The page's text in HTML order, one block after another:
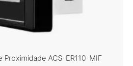
Proximidade ACS-ER110-MIF